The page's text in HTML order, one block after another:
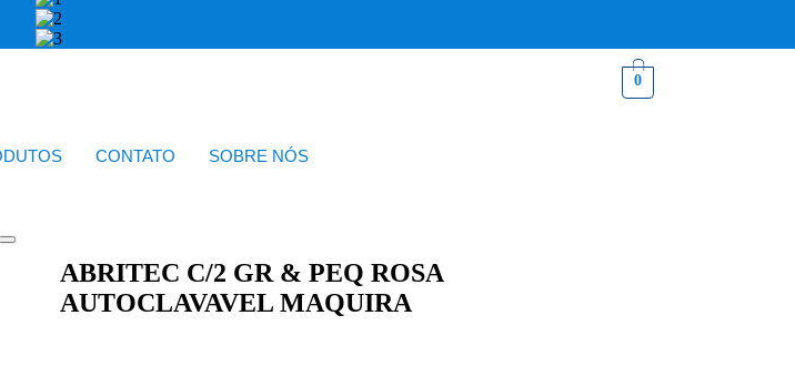
0
CONTATO SOBRE NÓS
ABRITEC C/2 GR & PEQ ROSA
AUTOCLAVAVEL MAQUIRA